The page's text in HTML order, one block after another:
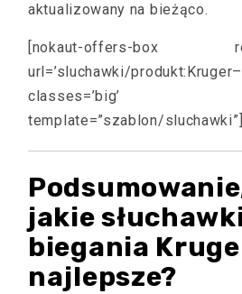
aktualizowany na bieżąco.
[nokaut-offers-box
url=’sluchawki/
classes=’big’
template=”szablon/sluchawki”]
jakie
biegania
najlepsze?